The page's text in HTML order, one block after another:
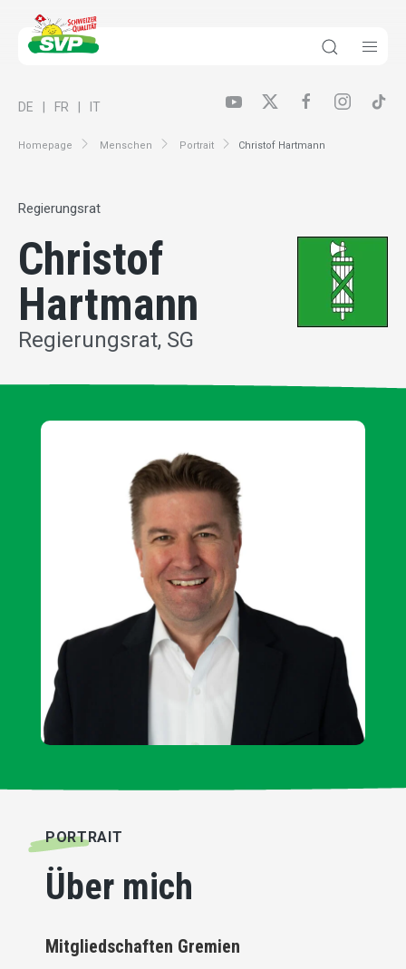
Homepage Menschen Portrait Christof Hartmann
DE FR IT
Regierungsrat
Christof
Hartmann
Regierungsrat, SG
PORTRAIT
Über mich
Mitgliedschaften Gremien